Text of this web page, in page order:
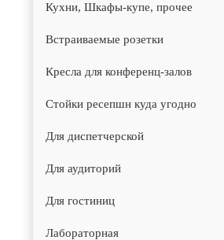
Кухни, Шкафы-купе, прочее
Встраиваемые розетки
Кресла для конференц-залов
Стойки ресепшн куда угодно
Для диспетчерской
Для аудиторий
Для гостиниц
Лабораторная